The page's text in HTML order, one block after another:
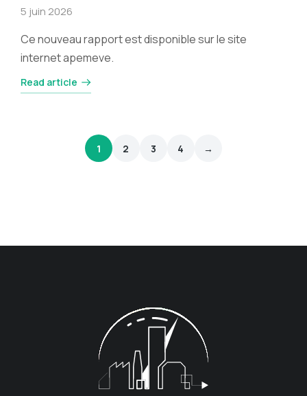
5 juin 2026
Ce nouveau rapport est disponible sur le site
internet apemeve.
Read article
1 2 3 4 →